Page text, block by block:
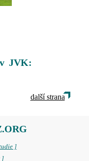
JVK:
další strana
]
]